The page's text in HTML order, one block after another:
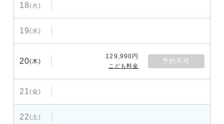
18(火)
19(水)
20(木)
129,990円
こども料金
予約不可
21(金)
22(土)